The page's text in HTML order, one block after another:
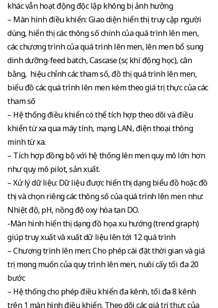
khác vẫn hoạt động độc lập không bị ảnh hưởng
– Màn hình điều khiển: Giao diện hiển thị truy cập người
dùng, hiển thị các thông số chính của quá trình lên men,
các chương trình của quá trình lên men, lên men bổ sung
dinh dưỡng-feed batch, Cascase (sục khí động học), cân
bằng, hiệu chỉnh các tham số, đồ thị quá trình lên men,
biểu đồ các quá trình lên men kèm theo giá trị thực của các
tham số
– Hệ thống điều khiển có thể tích hợp theo dõi và điều
khiển từ xa qua máy tính, mạng LAN, điện thoại thông
minh từ xa.
– Tích hợp đồng bộ với hệ thống lên men quy mô lớn hơn
như quy mô pilot, sản xuất.
– Xử lý dữ liệu: Dữ liệu được hiển thị dạng biểu đồ hoặc đồ
thị và chọn riêng các thông số của quá trình lên men như:
Nhiệt độ, pH, nồng độ oxy hòa tan DO.
-Màn hình hiển thị dạng đồ họa xu hướng (trend graph)
giúp truy xuất và xuất dữ liệu lên tới 12 quá trình
– Chương trình lên men: Cho phép cài đặt thời gian và giá
trị mong muốn của quy trình lên men, nuôi cấy tối đa 20
bước
– Hệ thống cho phép điều khiển đa kênh, tối đa 8 kênh
trên 1 màn hình điều khiển. Theo dõi các giá trị thực của